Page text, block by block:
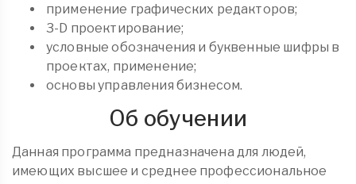
применение графических редакторов;
3-D проектирование;
условные обозначения и буквенные шифры в
проектах, применение;
основы управления бизнесом.
Об обучении
Данная программа предназначена для людей,
имеющих высшее и среднее профессиональное